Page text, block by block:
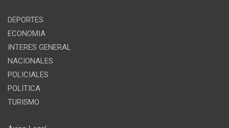
DEPORTES
ECONOMIA
INTERES GENERAL
NACIONALES
POLICIALES
POLITICA
TURISMO